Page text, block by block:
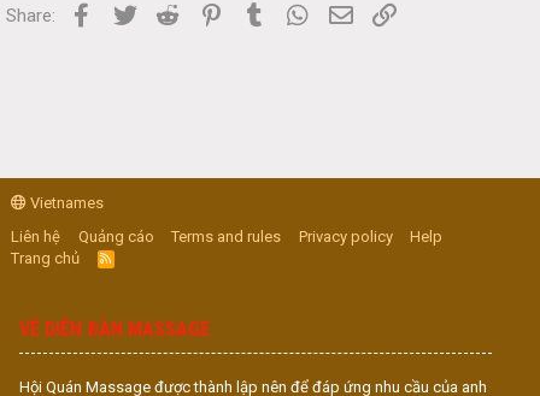
Share: Facebook
Twitter Reddit PinterestTumblr WhatsApp
Email
Vietnames
Liên hệ
Quảng cáo Terms and rules Privacy policy
Help
Trang chủ
R
S
VỀ DIỄN ĐÀN MASSAGE
Hội Quán Massage được thành lập nên để đáp ứng nhu cầu của anh